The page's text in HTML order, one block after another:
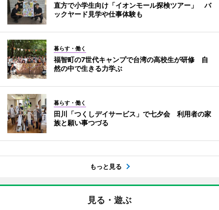
直方で小学生向け「イオンモール探検ツアー」 バ
ックヤード見学や仕事体験も
暮らす・働く
福智町の7世代キャンプで台湾の高校生が研修 自
然の中で生きる力学ぶ
暮らす・働く
田川「つくしデイサービス」で七夕会 利用者の家
族と願い事つづる
もっと見る
見る・遊ぶ